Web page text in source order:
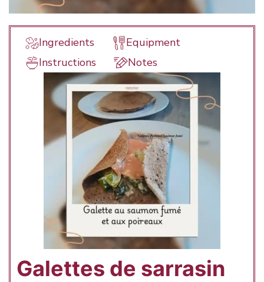
Ingredients
Equipment
Instructions
Notes
Galettes de sarrasin